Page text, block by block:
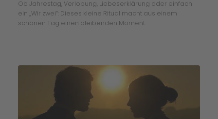
Ob Jahrestag, Verlobung, Liebeserklärung oder einfach
ein „Wir zwei“: Dieses kleine Ritual macht aus einem
schönen Tag einen bleibenden Moment.